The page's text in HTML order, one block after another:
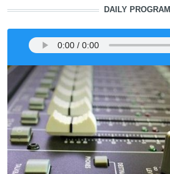
DAILY PROGRAM